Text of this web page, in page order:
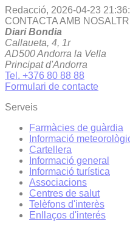
Redacció, 2026-04-23
CONTACTA AMB
Diari Bondia
Callaueta, 4, 1r
AD500 Andorra la Vella
Principat d'Andorra
Tel. +376 80 88 88
Formulari de contacte
Serveis
Farmàcies de guàrdia
Informació
Cartellera
Informació general
Informació turística
Associacions
Centres de salut
Telèfons d'interès
Enllaços d'interés